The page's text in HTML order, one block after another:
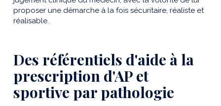
proposer une démarche à la fois sécuritaire, réaliste et
réalisable.
Des référentiels d'aide à la
prescription d'AP et
sportive par pathologie